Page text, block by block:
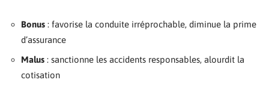
Bonus : favorise la conduite irréprochable, diminue la prime
d’assurance
Malus : sanctionne les accidents responsables, alourdit la
cotisation